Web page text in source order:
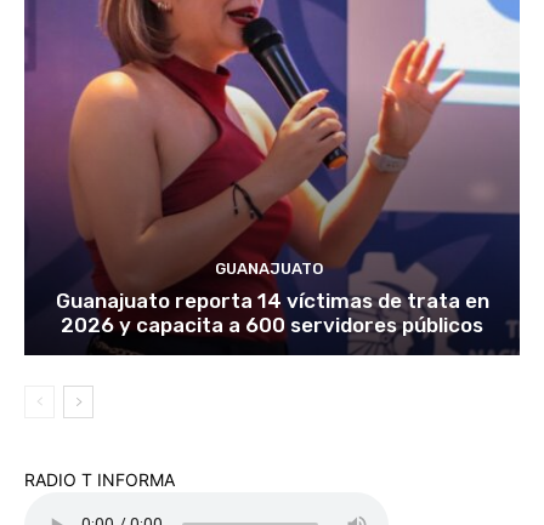
GUANAJUATO
Guanajuato reporta 14 víctimas de trata en
2026 y capacita a 600 servidores públicos
RADIO T INFORMA